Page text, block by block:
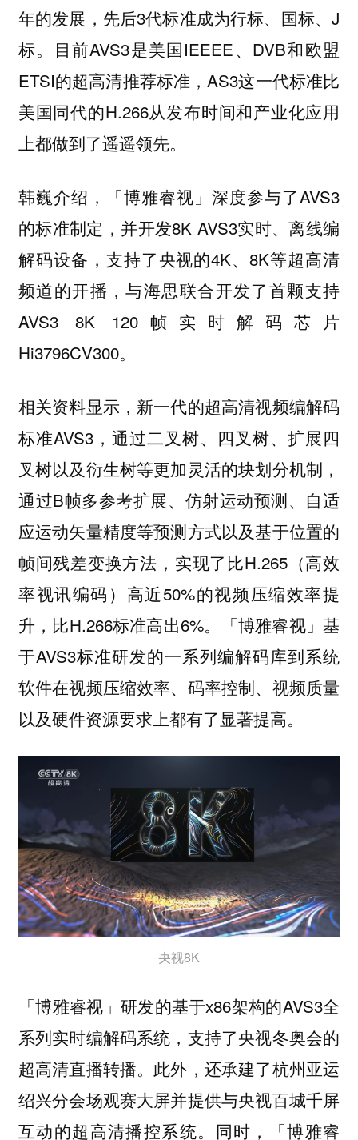
年的发展，先后3代标准成为行标、国标、J
标。目前AVS3是美国IEEEE、DVB和欧盟
ETSI的超高清推荐标准，AS3这一代标准比
美国同代的H.266从发布时间和产业化应用
上都做到了遥遥领先。
韩巍介绍，「博雅睿视」深度参与了AVS3
的标准制定，并开发8K AVS3实时、离线编
解码设备，支持了央视的4K、8K等超高清
频道的开播，与海思联合开发了首颗支持
AVS3 8K 120帧实时解码芯片
Hi3796CV300。
相关资料显示，新一代的超高清视频编解码
标准AVS3，通过二叉树、四叉树、扩展四
叉树以及衍生树等更加灵活的块划分机制，
通过B帧多参考扩展、仿射运动预测、自适
应运动矢量精度等预测方式以及基于位置的
帧间残差变换方法，实现了比H.265（高效
率视讯编码）高近50%的视频压缩效率提
升，比H.266标准高出6%。「博雅睿视」基
于AVS3标准研发的一系列编解码库到系统
软件在视频压缩效率、码率控制、视频质量
以及硬件资源要求上都有了显著提高。
央视8K
「博雅睿视」研发的基于x86架构的AVS3全
系列实时编解码系统，支持了央视冬奥会的
超高清直播转播。此外，还承建了杭州亚运
绍兴分会场观赛大屏并提供与央视百城千屏
互动的超高清播控系统。同时，「博雅睿